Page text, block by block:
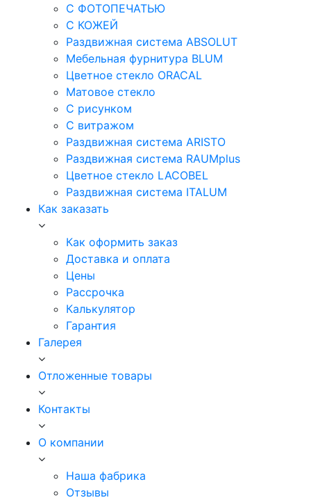
С ФОТОПЕЧАТЬЮ
С КОЖЕЙ
Раздвижная система ABSOLUT
Мебельная фурнитура BLUM
Цветное стекло ORACAL
Матовое стекло
C рисунком
C витражом
Раздвижная система ARISTO
Раздвижная система RAUMplus
Цветное стекло LACOBEL
Раздвижная система ITALUM
Как заказать
Как оформить заказ
Доставка и оплата
Цены
Рассрочка
Калькулятор
Гарантия
Галерея
Отложенные товары
Контакты
О компании
Наша фабрика
Отзывы